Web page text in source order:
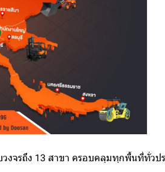
งจรถึง 13 สาขา ครอบคลุมทุกพื้นที่ทั่วป